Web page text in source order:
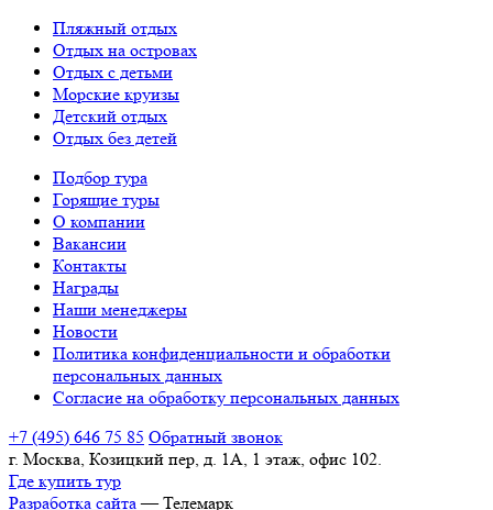
Пляжный отдых
Отдых на островах
Отдых с детьми
Морские круизы
Детский отдых
Отдых без детей
Подбор тура
Горящие туры
О компании
Вакансии
Контакты
Награды
Наши менеджеры
Новости
Политика конфиденциальности и обработки
персональных данных
Согласие на обработку персональных данных
+7 (495) 646 75 85 Обратный звонок
г. Москва, Козицкий пер, д. 1А, 1 этаж, офис 102.
Где купить тур
Разработка сайта— Телемарк